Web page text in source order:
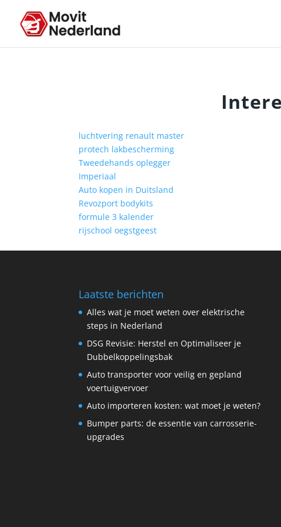
luchtvering renault master
protech lakbescherming
Tweedehands oplegger
Imperiaal
Auto kopen in Duitsland
Revozport bodykits
formule 3 kalender
rijschool oegstgeest
Laatste berichten
Alles wat je moet weten over elektrische
steps in Nederland
DSG Revisie: Herstel en Optimaliseer je
Dubbel­koppelings­bak
Auto transporter voor veilig en gepland
voertuigvervoer
Auto importeren kosten: wat moet je weten?
Bumper parts: de essentie van carrosserie-
upgrades